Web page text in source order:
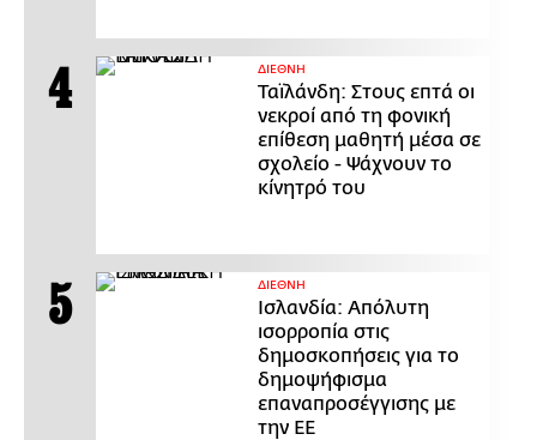
ΔΙΕΘΝΗ
Ταϊλάνδη: Στους επτά οι
νεκροί από τη φονική
επίθεση μαθητή μέσα σε
σχολείο - Ψάχνουν το
κίνητρό του
ΔΙΕΘΝΗ
Ισλανδία: Απόλυτη
ισορροπία στις
δημοσκοπήσεις για το
δημοψήφισμα
επαναπροσέγγισης με
την ΕΕ